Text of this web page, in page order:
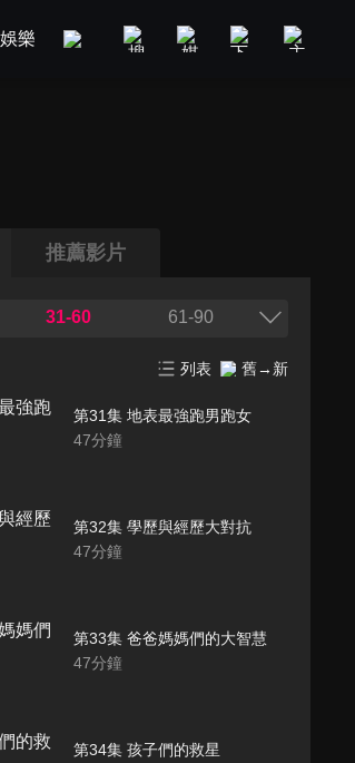
娛樂 美食旅遊 新聞政論
推薦影片
31-60 61-90
列表 舊→新
第31集 地表最強跑男跑女
47分鐘
第32集 學歷與經歷大對抗
47分鐘
第33集 爸爸媽媽們的大智慧
47分鐘
第34集 孩子們的救星